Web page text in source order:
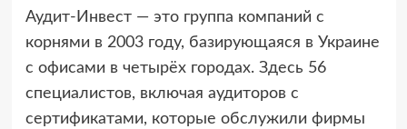
Аудит-Инвест — это группа компаний с
корнями в 2003 году, базирующаяся в Украине
с офисами в четырёх городах. Здесь 56
специалистов, включая аудиторов с
сертификатами, которые обслужили фирмы